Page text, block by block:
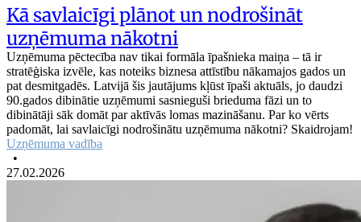
Kā savlaicīgi plānot un nodrošināt
uzņēmuma nākotni
Uzņēmuma pēctecība nav tikai formāla īpašnieka maiņa – tā ir
stratēģiska izvēle, kas noteiks biznesa attīstību nākamajos gados un
pat desmitgadēs. Latvijā šis jautājums kļūst īpaši aktuāls, jo daudzi
90.gados dibinātie uzņēmumi sasnieguši brieduma fāzi un to
dibinātāji sāk domāt par aktīvās lomas mazināšanu. Par ko vērts
padomāt, lai savlaicīgi nodrošinātu uzņēmuma nākotni? Skaidrojam!
Uzņēmuma vadība
•
27.02.2026